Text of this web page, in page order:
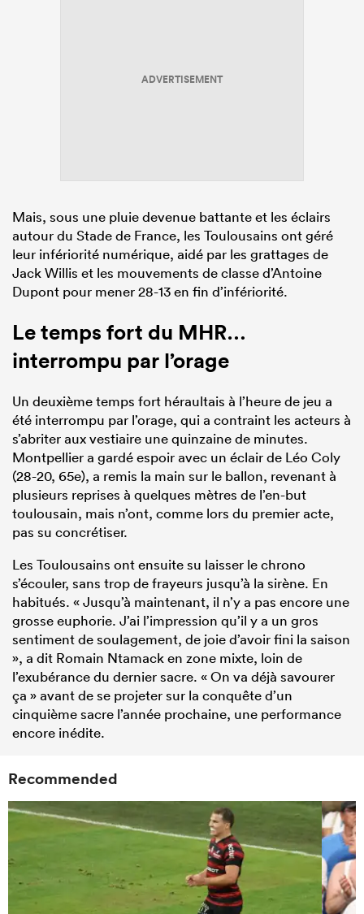
ADVERTISEMENT
Mais, sous une pluie devenue battante et les éclairs
autour du Stade de France, les Toulousains ont géré
leur infériorité numérique, aidé par les grattages de
Jack Willis et les mouvements de classe d’Antoine
Dupont pour mener 28-13 en fin d’infériorité.
Le temps fort du MHR…
interrompu par l’orage
Un deuxième temps fort héraultais à l’heure de jeu a
été interrompu par l’orage, qui a contraint les acteurs à
s’abriter aux vestiaire une quinzaine de minutes.
Montpellier a gardé espoir avec un éclair de Léo Coly
(28-20, 65e), a remis la main sur le ballon, revenant à
plusieurs reprises à quelques mètres de l’en-but
toulousain, mais n’ont, comme lors du premier acte,
pas su concrétiser.
Les Toulousains ont ensuite su laisser le chrono
s’écouler, sans trop de frayeurs jusqu’à la sirène. En
habitués. « Jusqu’à maintenant, il n’y a pas encore une
grosse euphorie. J’ai l’impression qu’il y a un gros
sentiment de soulagement, de joie d’avoir fini la saison
», a dit Romain Ntamack en zone mixte, loin de
l’exubérance du dernier sacre. « On va déjà savourer
ça » avant de se projeter sur la conquête d’un
cinquième sacre l’année prochaine, une performance
encore inédite.
Recommended